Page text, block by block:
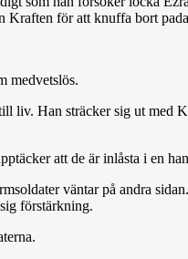
Kraften för att knuffa bort
medvetslös.
liv. Han sträcker sig ut med
att de är inlåsta i en
väntar på andra
förstärkning.